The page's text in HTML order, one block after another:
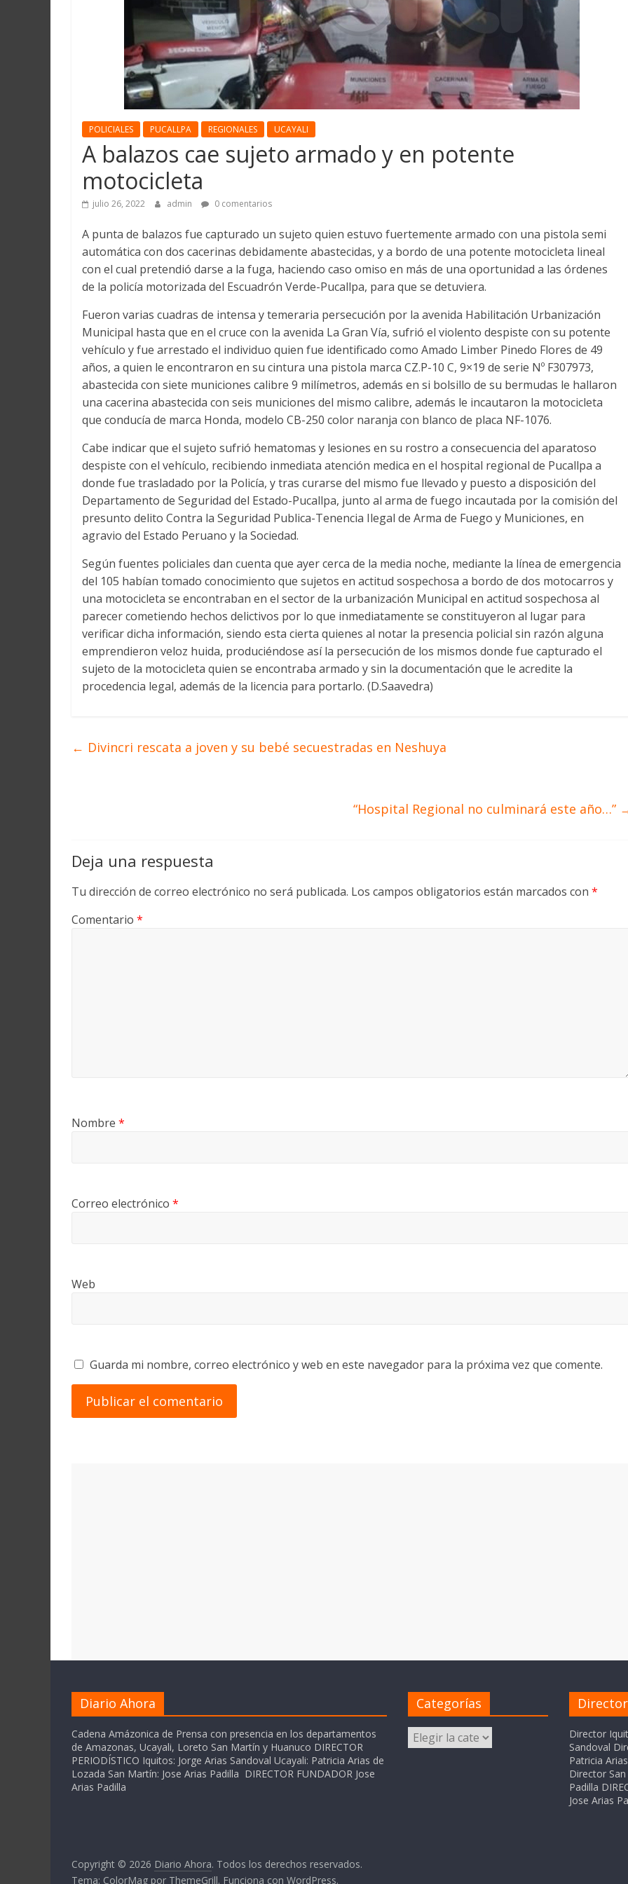
POLICIALES PUCALLPA REGIONALES UCAYALI
A balazos cae sujeto armado y en potente
motocicleta
julio 26, 2022 admin 0 comentarios
A punta de balazos fue capturado un sujeto quien estuvo fuertemente armado con una pistola semi
automática con dos cacerinas debidamente abastecidas, y a bordo de una potente motocicleta lineal
con el cual pretendió darse a la fuga, haciendo caso omiso en más de una oportunidad a las órdenes
de la policía motorizada del Escuadrón Verde-Pucallpa, para que se detuviera.
Fueron varias cuadras de intensa y temeraria persecución por la avenida Habilitación Urbanización
Municipal hasta que en el cruce con la avenida La Gran Vía, sufrió el violento despiste con su potente
vehículo y fue arrestado el individuo quien fue identificado como Amado Limber Pinedo Flores de 49
años, a quien le encontraron en su cintura una pistola marca CZ.P-10 C, 9×19 de serie Nº F307973,
abastecida con siete municiones calibre 9 milímetros, además en si bolsillo de su bermudas le hallaron
una cacerina abastecida con seis municiones del mismo calibre, además le incautaron la motocicleta
que conducía de marca Honda, modelo CB-250 color naranja con blanco de placa NF-1076.
Cabe indicar que el sujeto sufrió hematomas y lesiones en su rostro a consecuencia del aparatoso
despiste con el vehículo, recibiendo inmediata atención medica en el hospital regional de Pucallpa a
donde fue trasladado por la Policía, y tras curarse del mismo fue llevado y puesto a disposición del
Departamento de Seguridad del Estado-Pucallpa, junto al arma de fuego incautada por la comisión del
presunto delito Contra la Seguridad Publica-Tenencia Ilegal de Arma de Fuego y Municiones, en
agravio del Estado Peruano y la Sociedad.
Según fuentes policiales dan cuenta que ayer cerca de la media noche, mediante la línea de emergencia
del 105 habían tomado conocimiento que sujetos en actitud sospechosa a bordo de dos motocarros y
una motocicleta se encontraban en el sector de la urbanización Municipal en actitud sospechosa al
parecer cometiendo hechos delictivos por lo que inmediatamente se constituyeron al lugar para
verificar dicha información, siendo esta cierta quienes al notar la presencia policial sin razón alguna
emprendieron veloz huida, produciéndose así la persecución de los mismos donde fue capturado el
sujeto de la motocicleta quien se encontraba armado y sin la documentación que le acredite la
procedencia legal, además de la licencia para portarlo. (D.Saavedra)
← Divincri rescata a joven y su bebé secuestradas en Neshuya
“Hospital Regional no culminará este año…”
Deja una respuesta
Tu dirección de correo electrónico no será publicada. Los campos obligatorios están marcados con *
Comentario *
Nombre *
Correo electrónico *
Web
Guarda mi nombre, correo electrónico y web en este navegador para la próxima vez que comente.
Diario Ahora
Cadena Amázonica de Prensa con presencia en los departamentos
de Amazonas, Ucayali, Loreto San Martín y Huanuco DIRECTOR
PERIODÍSTICO Iquitos: Jorge Arias Sandoval Ucayali: Patricia Arias de
Lozada San Martín: Jose Arias Padilla DIRECTOR FUNDADOR Jose
Arias Padilla
Categorías
Categorías
Director
Sandoval
Patricia
Director
Padilla
Jose Arias
Copyright © 2026 Diario Ahora. Todos los derechos reservados.
Tema: ColorMag por ThemeGrill. Funciona con WordPress.